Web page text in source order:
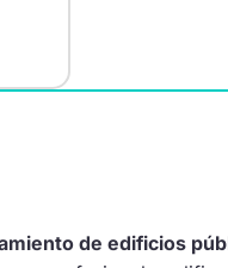
de edificios